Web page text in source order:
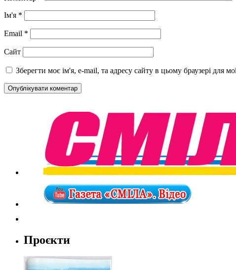
Ім'я *
Email *
Сайт
Зберегти моє ім'я, e-mail, та адресу сайту в цьому браузері для
Проєкти